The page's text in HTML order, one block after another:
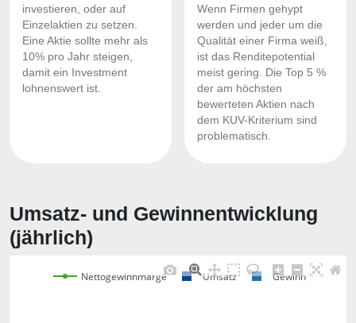
investieren, oder auf
Einzelaktien zu setzen.
Eine Aktie sollte mehr als
10% pro Jahr steigen,
damit ein Investment
lohnenswert ist.
Wenn Firmen gehypt
werden und jeder um die
Qualität einer Firma weiß,
ist das Renditepotential
meist gering. Die Top 5 %
der am höchsten
bewerteten Aktien nach
dem KUV-Kriterium sind
problematisch.
Umsatz- und Gewinnentwicklung
(jährlich)
Nettogewinnmarge Umsatz Gewinn